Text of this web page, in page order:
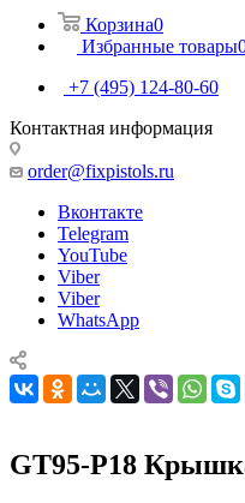
Корзина0
Избранные товары
+7 (495) 124-80-60
Контактная информация
order@fixpistols.ru
Вконтакте
Telegram
YouTube
Viber
Viber
WhatsApp
GT95-P18